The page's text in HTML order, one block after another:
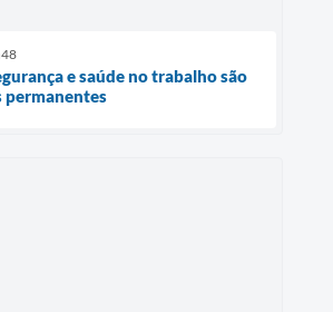
e saúde no trabalho são
permanentes